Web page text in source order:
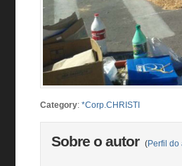
Category: *Corp.CHRISTI
Sobre o autor (Perfil do